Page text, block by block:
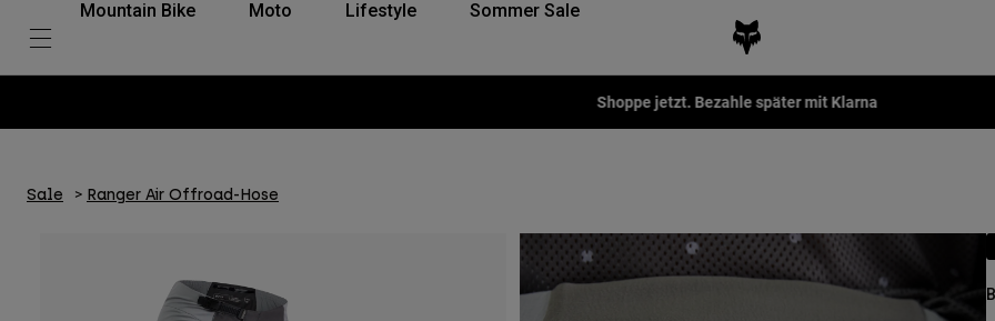
Mountain Bike Moto Lifestyle Sommer Sale
Shoppe jetzt. Bezahle später mit Klarna
Sale Ranger Air Offroad-Hose